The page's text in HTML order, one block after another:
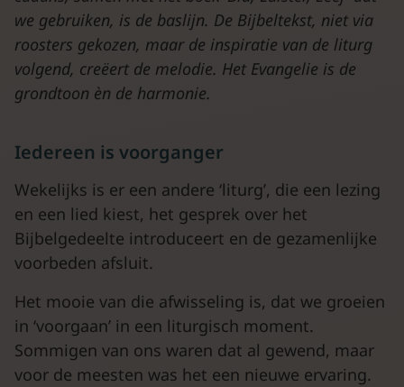
we gebruiken, is de baslijn. De Bijbeltekst, niet via
roosters gekozen, maar de inspiratie van de liturg
volgend, creëert de melodie. Het Evangelie is de
grondtoon èn de harmonie.
Iedereen is voorganger
Wekelijks is er een andere ‘liturg’, die een lezing
en een lied kiest, het gesprek over het
Bijbelgedeelte introduceert en de gezamenlijke
voorbeden afsluit.
Het mooie van die afwisseling is, dat we groeien
in ‘voorgaan’ in een liturgisch moment.
Sommigen van ons waren dat al gewend, maar
voor de meesten was het een nieuwe ervaring.